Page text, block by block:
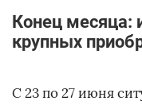
Конец месяца:
крупных
С 23 по 27 июня